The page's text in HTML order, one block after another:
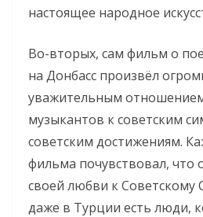
настоящее народное
Во-вторых, сам фильм о
на Донбасс произвёл
уважительным
музыкантов к советским
советским достижениям.
фильма почувствовал, что
своей любви к Советскому
даже в Турции есть люди,